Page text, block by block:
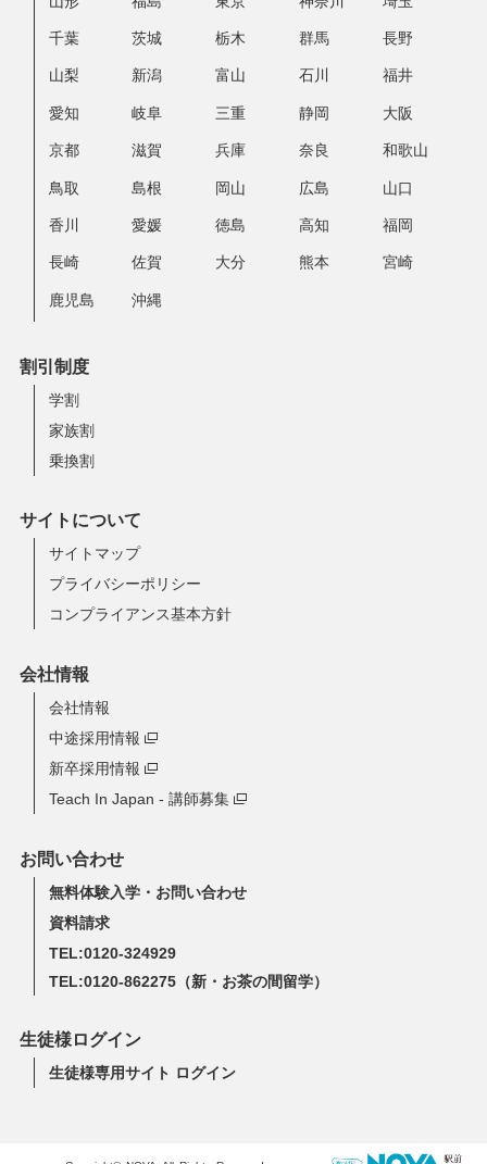
千葉 茨城 栃木 群馬 長野
山梨 新潟 富山 石川 福井
愛知 岐阜 三重 静岡 大阪
京都 滋賀 兵庫 奈良 和歌山
鳥取 島根 岡山 広島 山口
香川 愛媛 徳島 高知 福岡
長崎 佐賀 大分 熊本 宮崎
鹿児島 沖縄
割引制度
学割
家族割
乗換割
サイトについて
サイトマップ
プライバシーポリシー
コンプライアンス基本方針
会社情報
会社情報
中途採用情報
新卒採用情報
Teach In Japan - 講師募集
お問い合わせ
無料体験入学・お問い合わせ
資料請求
TEL:0120-324929
TEL:0120-862275（新・お茶の間留学）
生徒様ログイン
生徒様専用サイト ログイン